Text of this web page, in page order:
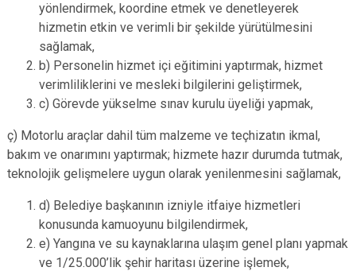
yönlendirmek, koordine etmek ve denetleyerek
hizmetin etkin ve verimli bir şekilde yürütülmesini
sağlamak,
b) Personelin hizmet içi eğitimini yaptırmak, hizmet
verimliliklerini ve mesleki bilgilerini geliştirmek,
c) Görevde yükselme sınav kurulu üyeliği yapmak,
ç) Motorlu araçlar dahil tüm malzeme ve teçhizatın ikmal,
bakım ve onarımını yaptırmak; hizmete hazır durumda tutmak,
teknolojik gelişmelere uygun olarak yenilenmesini sağlamak,
d) Belediye başkanının izniyle itfaiye hizmetleri
konusunda kamuoyunu bilgilendirmek,
e) Yangına ve su kaynaklarına ulaşım genel planı yapmak
ve 1/25.000’lik şehir haritası üzerine işlemek,